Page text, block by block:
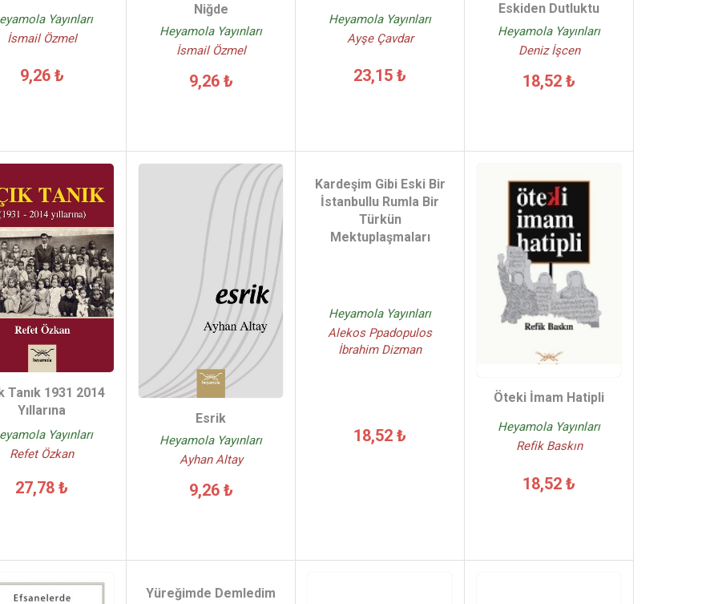
Yayınları
İsmail Özmel
9,26 ₺
Niğde
Heyamola Yayınları
İsmail Özmel
9,26 ₺
Heyamola Yayınları
Ayşe Çavdar
23,15 ₺
Eskiden Dutluktu
Heyamola Yayınları
Deniz İşcen
18,52 ₺
Tanık 1931 2014
Yıllarına
Yayınları
Refet Özkan
27,78 ₺
Esrik
Heyamola Yayınları
Ayhan Altay
9,26 ₺
Kardeşim Gibi Eski Bir
İstanbullu Rumla Bir
Türkün
Mektuplaşmaları
Heyamola Yayınları
Alekos Ppadopulos
İbrahim Dizman
18,52 ₺
Öteki İmam Hatipli
Heyamola Yayınları
Refik Baskın
18,52 ₺
Yüreğimde Demledim